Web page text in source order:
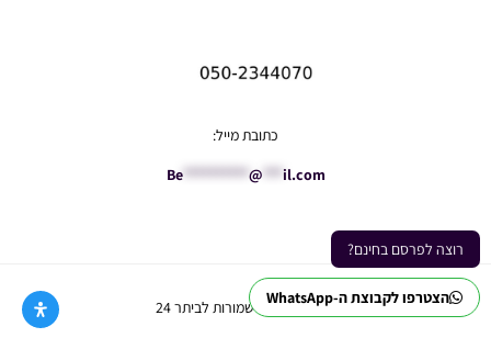
הצטרפו לקבוצת ה-WhatsApp
רוצה לפרסם בחינם?
כתובת מייל:
Be********** @ *** il.com
Ⓒ כל הזכויות שמורות לביתר 24